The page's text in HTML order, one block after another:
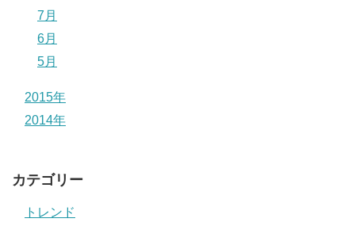
7月
6月
5月
2015年
2014年
カテゴリー
トレンド